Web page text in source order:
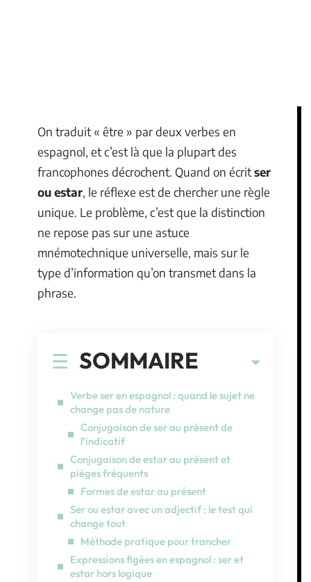
On traduit « être » par deux verbes en
espagnol, et c’est là que la plupart des
francophones décrochent. Quand on écritser
ou estar, le réflexe est de chercher une règle
unique. Le problème, c’est que la distinction
ne repose pas sur une astuce
mnémotechnique universelle, mais sur le
type d’information qu’on transmet dans la
phrase.
SOMMAIRE
Verbe ser en espagnol : quand le sujet ne
change pas de nature
Conjugaison de ser au présent de
l’indicatif
Conjugaison de estar au présent et
pièges fréquents
Formes de estar au présent
Ser ou estar avec un adjectif : le test qui
change tout
Méthode pratique pour trancher
Expressions figées en espagnol : ser et
estar hors logique